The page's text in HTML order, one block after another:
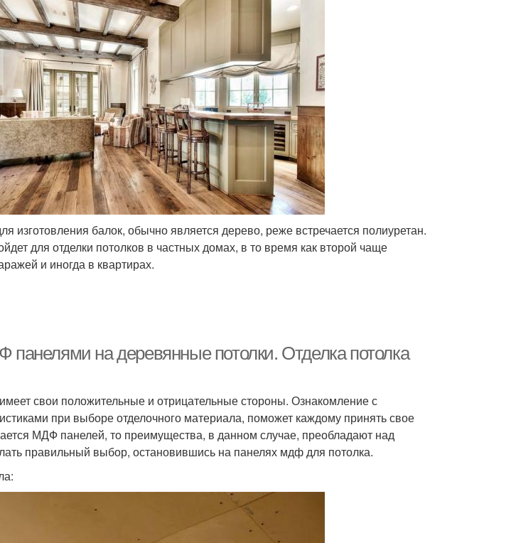
изготовления балок, обычно является дерево, реже встречается полиуретан.
для отделки потолков в частных домах, в то время как второй чаще
и иногда в квартирах.
панелями на деревянные потолки. Отделка потолка
свои положительные и отрицательные стороны. Ознакомление с
при выборе отделочного материала, поможет каждому принять свое
МДФ панелей, то преимущества, в данном случае, преобладают над
правильный выбор, остановившись на панелях мдф для потолка.